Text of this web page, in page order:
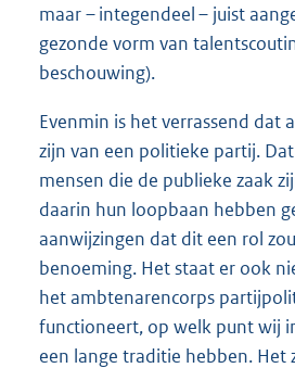
maar – integendeel – juist
gezonde vorm van
beschouwing).
Evenmin is het verrassend dat
zijn van een politieke partij.
mensen die de publieke zaak
daarin hun loopbaan hebben
aanwijzingen dat dit een rol
benoeming. Het staat er ook
het ambtenarencorps
functioneert, op welk punt wij
een lange traditie hebben. Het